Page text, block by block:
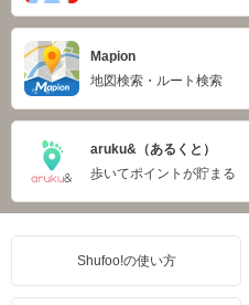
Mapion
地図検索・ルート検索
aruku&（あるくと）
歩いてポイントが貯まる
Shufoo!の使い方